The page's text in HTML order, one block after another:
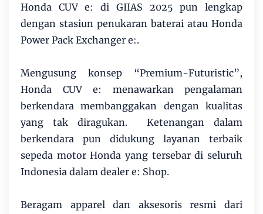
Honda CUV e: di GIIAS 2025 pun lengkap
dengan stasiun penukaran baterai atau Honda
Power Pack Exchanger e:.
Mengusung konsep “Premium-Futuristic”,
Honda CUV e: menawarkan pengalaman
berkendara membanggakan dengan kualitas
yang tak diragukan. Ketenangan dalam
berkendara pun didukung layanan terbaik
sepeda motor Honda yang tersebar di seluruh
Indonesia dalam dealer e: Shop.
Beragam apparel dan aksesoris resmi dari